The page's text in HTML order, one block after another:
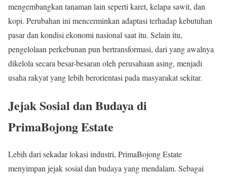
mengembangkan tanaman lain seperti karet, kelapa sawit, dan
kopi. Perubahan ini mencerminkan adaptasi terhadap kebutuhan
pasar dan kondisi ekonomi nasional saat itu. Selain itu,
pengelolaan perkebunan pun bertransformasi, dari yang awalnya
dikelola secara besar-besaran oleh perusahaan asing, menjadi
usaha rakyat yang lebih berorientasi pada masyarakat sekitar.
Jejak Sosial dan Budaya di
PrimaBojong Estate
Lebih dari sekadar lokasi industri, PrimaBojong Estate
menyimpan jejak sosial dan budaya yang mendalam. Sebagai